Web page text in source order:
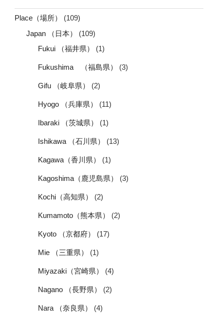
Place（場所）
(109)
Japan （日本）
(109)
Fukui （福井県）
(1)
Fukushima （福島県） (3)
Gifu （岐阜県） (2)
Hyogo （兵庫県） (11)
Ibaraki （茨城県） (1)
Ishikawa （石川県） (13)
Kagawa（香川県） (1)
Kagoshima（鹿児島県） (3)
Kochi（高知県） (2)
Kumamoto（熊本県） (2)
Kyoto （京都府） (17)
Mie （三重県） (1)
Miyazaki（宮崎県） (4)
Nagano （長野県） (2)
Nara （奈良県） (4)